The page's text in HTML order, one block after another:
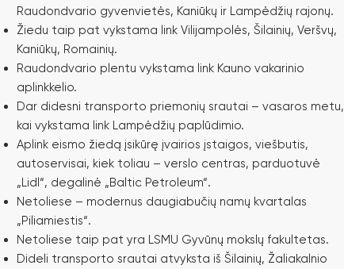
Raudondvario gyvenvietės, Kaniūkų ir Lampėdžių rajonų.
Žiedu taip pat vykstama link Vilijampolės, Šilainių, Veršvų,
Kaniūkų, Romainių.
Raudondvario plentu vykstama link Kauno vakarinio
aplinkkelio.
Dar didesni transporto priemonių srautai – vasaros metu,
kai vykstama link Lampėdžių paplūdimio.
Aplink eismo žiedą įsikūrę įvairios įstaigos, viešbutis,
autoservisai, kiek toliau – verslo centras, parduotuvė
„Lidl“, degalinė „Baltic Petroleum“.
Netoliese – modernus daugiabučių namų kvartalas
„Piliamiestis“.
Netoliese taip pat yra LSMU Gyvūnų mokslų fakultetas.
Dideli transporto srautai atvyksta iš Šilainių, Žaliakalnio